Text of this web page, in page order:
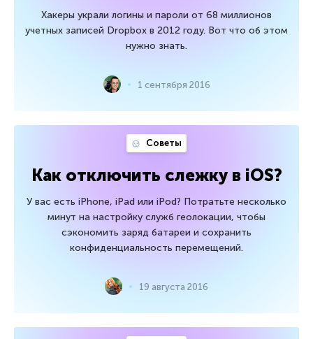
Хакеры украли логины и пароли от 68 миллионов
учетных записей Dropbox в 2012 году. Вот что об этом
нужно знать.
1 сентября 2016
Советы
Как отключить слежку в iOS?
У вас есть iPhone, iPad или iPod? Потратьте несколько
минут на настройку служб геолокации, чтобы
сэкономить заряд батареи и сохранить
конфиденциальность перемещений.
19 августа 2016